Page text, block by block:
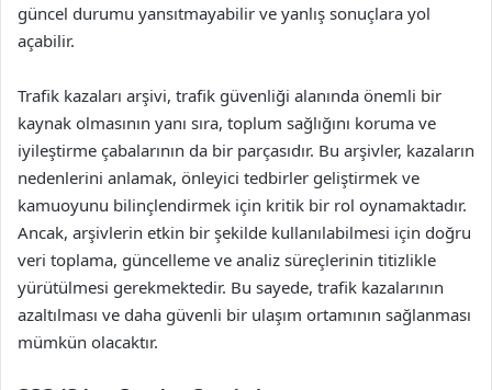
güncel durumu yansıtmayabilir ve yanlış sonuçlara yol
açabilir.
Trafik kazaları arşivi, trafik güvenliği alanında önemli bir
kaynak olmasının yanı sıra, toplum sağlığını koruma ve
iyileştirme çabalarının da bir parçasıdır. Bu arşivler, kazaların
nedenlerini anlamak, önleyici tedbirler geliştirmek ve
kamuoyunu bilinçlendirmek için kritik bir rol oynamaktadır.
Ancak, arşivlerin etkin bir şekilde kullanılabilmesi için doğru
veri toplama, güncelleme ve analiz süreçlerinin titizlikle
yürütülmesi gerekmektedir. Bu sayede, trafik kazalarının
azaltılması ve daha güvenli bir ulaşım ortamının sağlanması
mümkün olacaktır.